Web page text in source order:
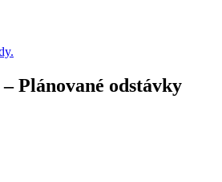
Plánované odstávky